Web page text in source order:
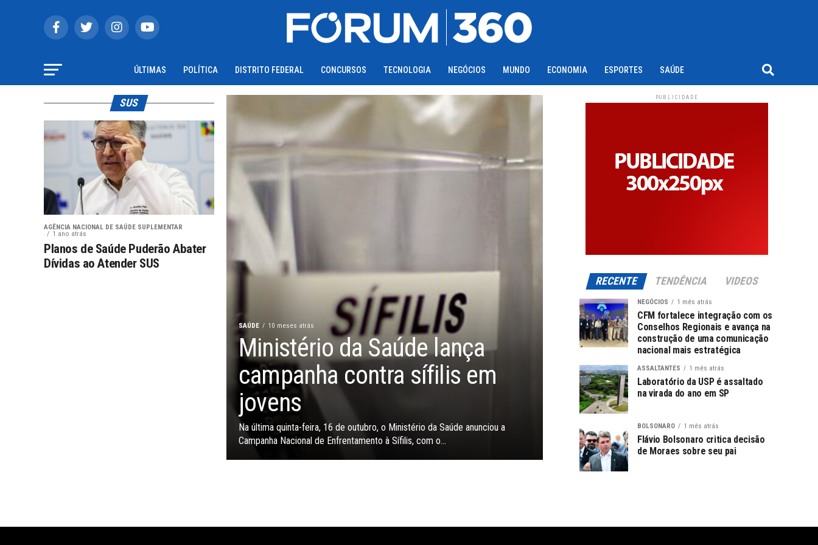
ÚLTIMAS POLÍTICA DISTRITO FEDERAL CONCURSOS TECNOLOGIA NEGÓCIOS MUNDO ECONOMIA ESPORTES SAÚDE
SAÚDE 10 meses atrás
Ministério da Saúde lança
campanha contra sífilis em
jovens
Na última quinta-feira, 16 de outubro, o Ministério da Saúde anunciou a
Campanha Nacional de Enfrentamento à Sífilis, com o...
SUS
AGÊNCIA NACIONAL DE SAÚDE SUPLEMENTAR
1 ano atrás
Planos de Saúde Puderão Abater
Dívidas ao Atender SUS
PUBLICIDADE
RECENTE TENDÊNCIA VIDEOS
NEGÓCIOS 1 mês atrás
CFM fortalece integração com os
Conselhos Regionais e avança na
construção de uma comunicação
nacional mais estratégica
ASSALTANTES 1 mês atrás
Laboratório da USP é assaltado
na virada do ano em SP
BOLSONARO 1 mês atrás
Flávio Bolsonaro critica decisão
de Moraes sobre seu pai